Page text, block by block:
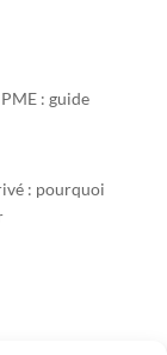
: guide
: pourquoi